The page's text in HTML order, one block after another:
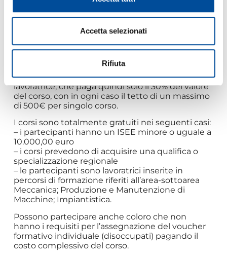
Accetta selezionati
Rifiuta
COSTO A CARICO DEL PARTECIPANTE: € 229,5
(COSTO COMPLESSIVO DEL CORSO: €765 | valore
del buono formazione da parte della Regione
Piemonte pari al 70%: €535,5).
I corsi prevedono l’assegnazione di un buono
di norma al 70% del costo del corso, mentre la
quota complementare è a carico del lavoratore o
lavoratrice, che paga quindi solo il 30% del valore
del corso, con in ogni caso il tetto di un massimo
di 500€ per singolo corso.
I corsi sono totalmente gratuiti nei seguenti casi:
– i partecipanti hanno un ISEE minore o uguale a
10.000,00 euro
– i corsi prevedono di acquisire una qualifica o
specializzazione regionale
– le partecipanti sono lavoratrici inserite in
percorsi di formazione riferiti all’area-sottoarea
Meccanica; Produzione e Manutenzione di
Macchine; Impiantistica.
Possono partecipare anche coloro che non
hanno i requisiti per l’assegnazione del voucher
formativo individuale (disoccupati) pagando il
costo complessivo del corso.